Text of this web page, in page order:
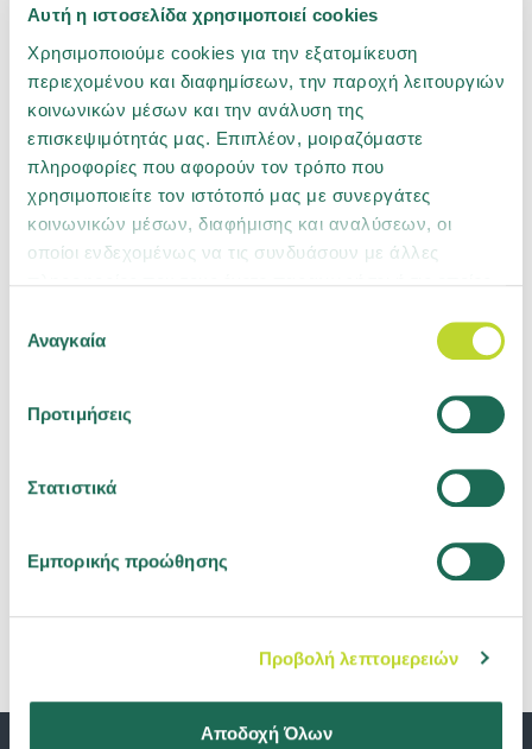
Αυτή η ιστοσελίδα χρησιμοποιεί cookies
Χρησιμοποιούμε cookies για την εξατομίκευση
περιεχομένου και διαφημίσεων, την παροχή λειτουργιών
κοινωνικών μέσων και την ανάλυση της
επισκεψιμότητάς μας. Επιπλέον, μοιραζόμαστε
πληροφορίες που αφορούν τον τρόπο που
χρησιμοποιείτε τον ιστότοπό μας με συνεργάτες
κοινωνικών μέσων, διαφήμισης και αναλύσεων, οι
οποίοι ενδεχομένως να τις συνδυάσουν με άλλες
των υπηρεσιών τους. Μάθετε περισσότερα για τα
συγκατάθεσης
Αναγκαία
Προτιμήσεις
Στατιστικά
Εμπορικής προώθησης
Προβολή λεπτομερειών
Αποδοχή Όλων
Ανακοινώσεις
24.04.2026
Ανάπτυξη παραγωγής και βελτίωση
τεχνικής επίδοσης το 2025
22.12.2023
Αποτελέσματα Κλήρωσης Go Green